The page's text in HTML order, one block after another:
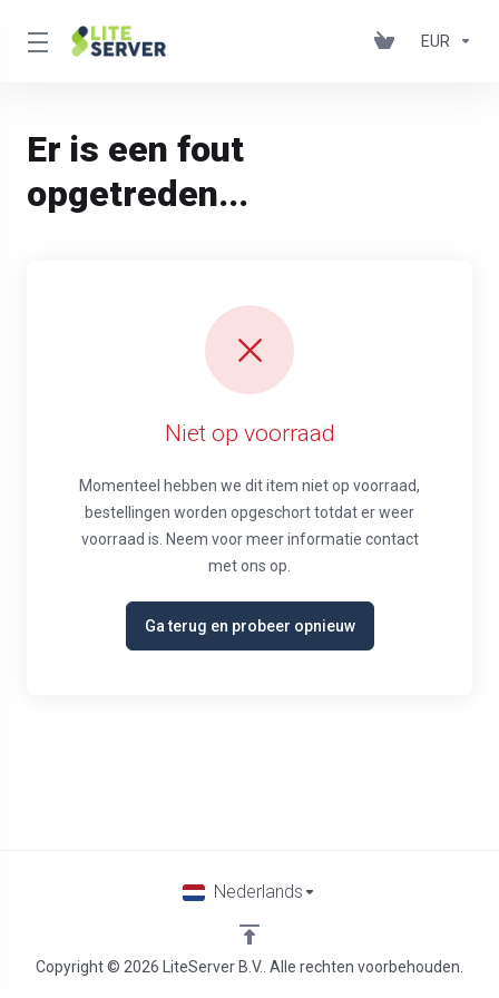
EUR
Er is een fout
opgetreden...
Niet op voorraad
Momenteel hebben we dit item niet op voorraad,
bestellingen worden opgeschort totdat er weer
voorraad is. Neem voor meer informatie contact
met ons op.
Ga terug en probeer opnieuw
Copyright © 2026 LiteServer B.V.. Alle rechten voorbehouden.
Nederlands